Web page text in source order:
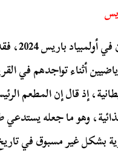
لم تكن
أثناء تواجدهم في
إذ قال إن المطعم
وهو ما جعله
بشكل غير مسبوق في